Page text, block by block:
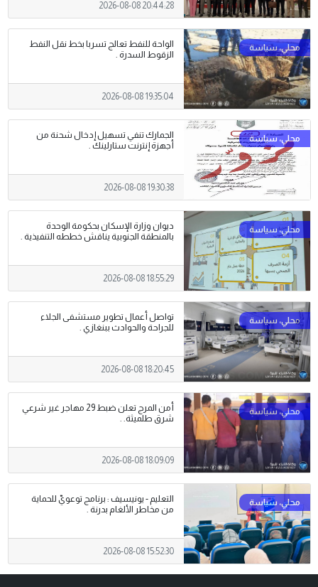
2026-08-08 20:44:28
الواحة للنفط تعالج تسربا بخط نقل النفط
الزقوط السدرة .
2026-08-08 19:35:04
الجمارك تنفي تسهيل إدخال شحنة من
أجهزة إنترنت ستارلينك .
2026-08-08 19:30:38
ديوان وزارة الإسكان بحكومة الوحدة
بالمنطقة الجنوبية يناقش خططه التنفيذية .
2026-08-08 18:55:29
تواصل أعمال تطوير مستشفى الجلاء
للجراحة والحوادث ببنغازي .
2026-08-08 18:20:45
أمن المرج تعلن ضبط 29 مهاجر غير شرعي
شرق طلميثة. .
2026-08-08 18:09:09
التعليم - يونيسيف : برنامج توعويّ للحماية
من مخاطر الألغام بدرنة .
2026-08-08 15:52:30